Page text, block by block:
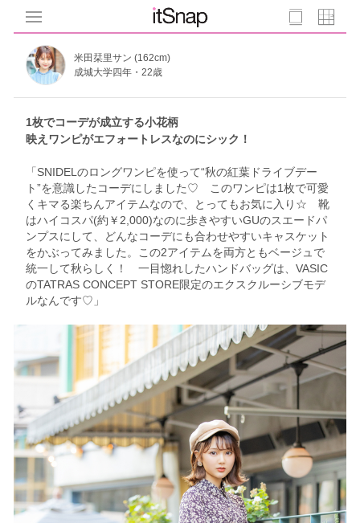
米田栞里サン (162cm)
成城大学四年・22歳
1枚でコーデが成立する小花柄
映えワンピがエフォートレスなのにシック！
「SNIDELのロングワンピを使って“秋の紅葉ドライブデー
ト”を意識したコーデにしました♡ このワンピは1枚で可愛
くキマる楽ちんアイテムなので、とってもお気に入り☆ 靴
はハイコスパ(約￥2,000)なのに歩きやすいGUのスエードパ
ンプスにして、どんなコーデにも合わせやすいキャスケット
をかぶってみました。この2アイテムを両方ともベージュで
統一して秋らしく！ 一目惚れしたハンドバッグは、VASIC
のTATRAS CONCEPT STORE限定のエクスクルーシブモデ
ルなんです♡」